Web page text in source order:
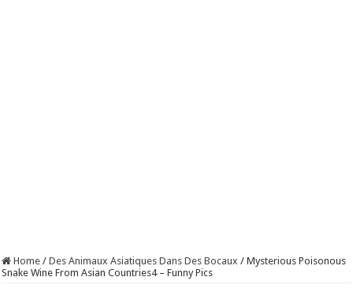
Home / Des Animaux Asiatiques Dans Des Bocaux / Mysterious Poisonous
Snake Wine From Asian Countries4 – Funny Pics